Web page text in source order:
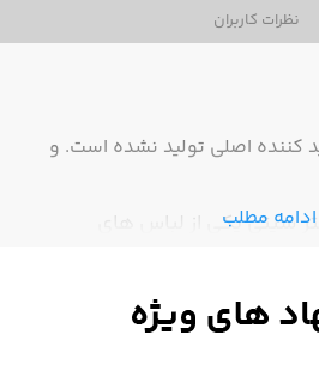
نظرات کاربران
اصلی تولید نشده است. و
سیتی یکی از لباس های
ادامه مطلب